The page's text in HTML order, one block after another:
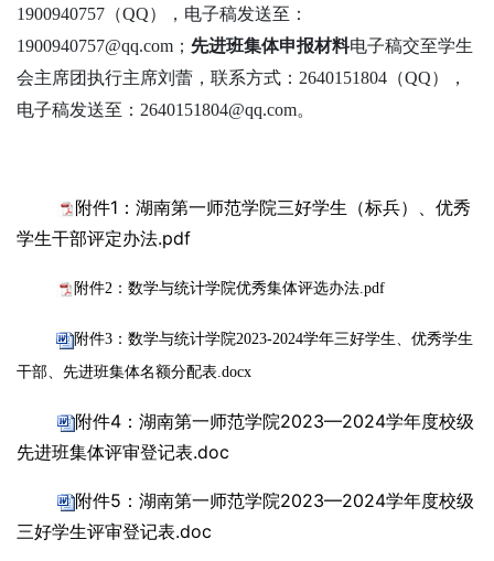
1900940757（QQ），电子稿发送至：
1900940757@qq.com； 先进班集体申报材料电子稿交至学生
会主席团执行主席刘蕾，联系方式： 2640151804（QQ），
电子稿发送至：2640151804@qq.com。
附件1：湖南第一师范学院三好学生（标兵）、优秀
学生干部评定办法.pdf
附件2：数学与统计学院优秀集体评选办法.pdf
附件3：数学与统计学院2023-2024学年三好学生、优秀学生
干部、先进班集体名额分配表.docx
附件4：湖南第一师范学院2023—2024学年度校级
先进班集体评审登记表.doc
附件5：湖南第一师范学院2023—2024学年度校级
三好学生评审登记表.doc